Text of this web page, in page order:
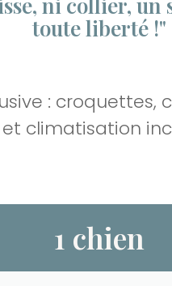
toute liberté !"
: croquettes,
et climatisation
1 chien